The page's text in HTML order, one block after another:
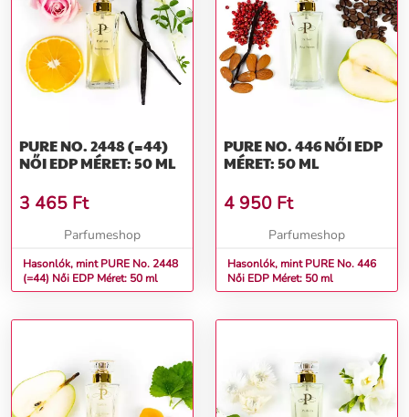
PURE NO. 2448 (=44)
NŐI EDP MÉRET: 50 ML
3 465 Ft
Parfumeshop
Hasonlók, mint PURE No. 2448
(=44) Női EDP Méret: 50 ml
PURE NO. 446 NŐI EDP
MÉRET: 50 ML
4 950 Ft
Parfumeshop
Hasonlók, mint PURE No. 446
Női EDP Méret: 50 ml